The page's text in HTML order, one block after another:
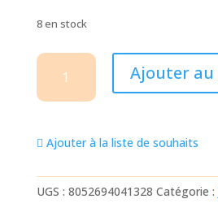
8 en stock
quantité
BALLE
TEDDY
BEAR
Ajouter
Ajouter à la liste de souhaits
UGS : 8052694041328 Catégorie :